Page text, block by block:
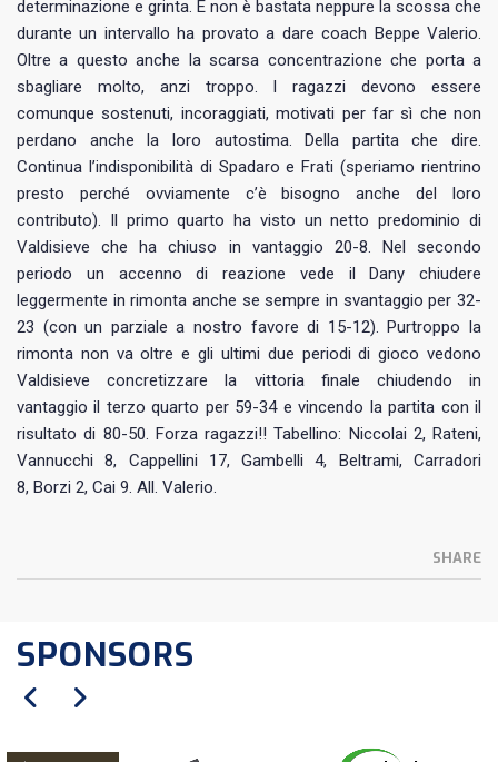
determinazione e grinta. E non è bastata neppure la scossa che
durante un intervallo ha provato a dare coach Beppe Valerio.
Oltre a questo anche la scarsa concentrazione che porta a
sbagliare molto, anzi troppo. I ragazzi devono essere
comunque sostenuti, incoraggiati, motivati per far sì che non
perdano anche la loro autostima. Della partita che dire.
Continua l’indisponibilità di Spadaro e Frati (speriamo rientrino
presto perché ovviamente c’è bisogno anche del loro
contributo). Il primo quarto ha visto un netto predominio di
Valdisieve che ha chiuso in vantaggio 20-8. Nel secondo
periodo un accenno di reazione vede il Dany chiudere
leggermente in rimonta anche se sempre in svantaggio per 32-
23 (con un parziale a nostro favore di 15-12). Purtroppo la
rimonta non va oltre e gli ultimi due periodi di gioco vedono
Valdisieve concretizzare la vittoria finale chiudendo in
vantaggio il terzo quarto per 59-34 e vincendo la partita con il
risultato di 80-50. Forza ragazzi!! Tabellino: Niccolai 2, Rateni,
Vannucchi 8, Cappellini 17, Gambelli 4, Beltrami, Carradori
8, Borzi 2, Cai 9. All. Valerio.
SHARE
SPONSORS